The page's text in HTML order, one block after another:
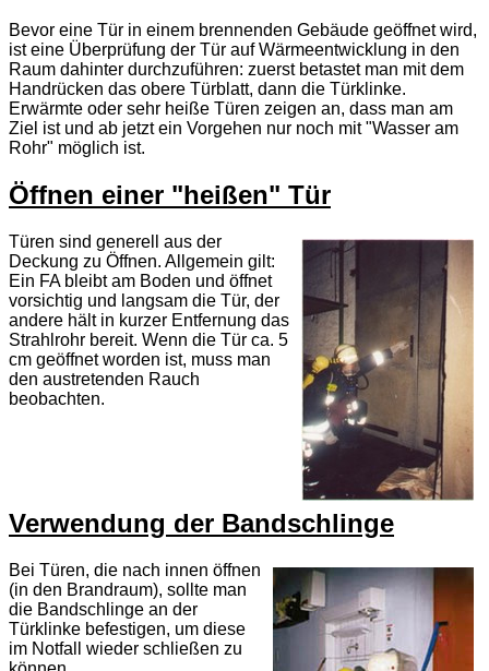
Bevor eine Tür in einem brennenden Gebäude geöffnet wird,
ist eine Überprüfung der Tür auf Wärmeentwicklung in den
Raum dahinter durchzuführen: zuerst betastet man mit dem
Handrücken das obere Türblatt, dann die Türklinke.
Erwärmte oder sehr heiße Türen zeigen an, dass man am
Ziel ist und ab jetzt ein Vorgehen nur noch mit "Wasser am
Rohr" möglich ist.
Öffnen einer "heißen" Tür
Türen sind generell aus der
Deckung zu Öffnen. Allgemein gilt:
Ein FA bleibt am Boden und öffnet
vorsichtig und langsam die Tür, der
andere hält in kurzer Entfernung das
Strahlrohr bereit. Wenn die Tür ca. 5
cm geöffnet worden ist, muss man
den austretenden Rauch
beobachten.
Verwendung der Bandschlinge
Bei Türen, die nach innen öffnen
(in den Brandraum), sollte man
die Bandschlinge an der
Türklinke befestigen, um diese
im Notfall wieder schließen zu